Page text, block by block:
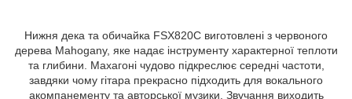
Нижня дека та обичайка FSX820C виготовлені з червоного
дерева Mahogany, яке надає інструменту характерної теплоти
та глибини. Махагоні чудово підкреслює середні частоти,
завдяки чому гітара прекрасно підходить для вокального
акомпанементу та авторської музики. Звучання виходить